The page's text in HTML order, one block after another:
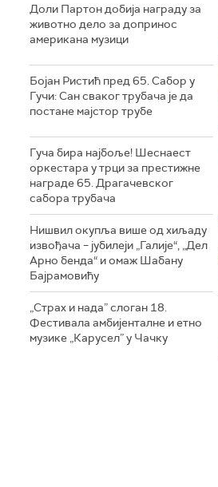
Доли Партон добија награду за
животно дело за допринос
американа музици
Бојан Ристић пред 65. Сабор у
Гучи: Сан сваког трубача је да
постане мајстор трубе
Гуча бира најбоље! Шеснаест
оркестара у трци за престижне
награде 65. Драгачевског
сабора трубача
Нишвил окупља више од хиљаду
извођача – јубилеји „Галије“, „Дел
Арно бенда“ и омаж Шабану
Бајрамовићу
„Страх и нада” слоган 18.
Фестивала амбијенталне и етно
музике „Карусел” у Чачку